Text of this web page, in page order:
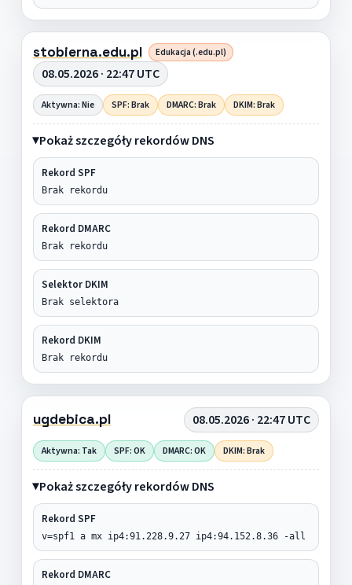
stobierna.edu.pl Edukacja (.edu.pl)
08.05.2026 · 22:47 UTC
Aktywna: Nie SPF: Brak DMARC: Brak DKIM: Brak
Pokaż szczegóły rekordów DNS
Rekord SPF
Brak rekordu
Rekord DMARC
Brak rekordu
Selektor DKIM
Brak selektora
Rekord DKIM
Brak rekordu
ugdebica.pl 08.05.2026 · 22:47 UTC
Aktywna: Tak SPF: OK DMARC: OK DKIM: Brak
Pokaż szczegóły rekordów DNS
Rekord SPF
v=spf1 a mx ip4:91.228.9.27 ip4:94.152.8.36 -all
Rekord DMARC